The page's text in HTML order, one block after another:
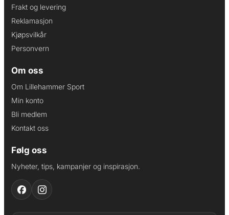
Frakt og levering
Reklamasjon
Kjøpsvilkår
Personvern
Om oss
Om Lillehammer Sport
Min konto
Bli medlem
Kontakt oss
Følg oss
Nyheter, tips, kampanjer og inspirasjon.